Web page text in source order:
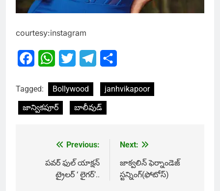
courtesy:instagram
FacebookWhatsApp
Twitter Telegram
Tagged: Bollywood
janhvikapoor
జాన్వికపూర్
బాలీవుడ్
navigation
Previous:
పవర్ ఫుల్ యాక్షన్
ట్రైలర్ ‘ లైగర్’..
Next:
జాక్వలిన్ ఫెర్నాండెజ్
స్టన్నింగ్(ఫోటోస్)